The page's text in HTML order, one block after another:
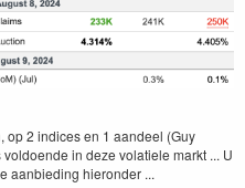
op 2 indices en 1 aandeel (Guy
in deze volatiele markt ... U
aanbieding hieronder ...